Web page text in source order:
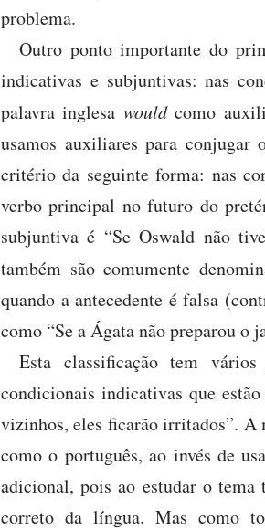
problema.
Outro ponto importante do
indicativas e subjuntivas: nas
palavra inglesa wouldcomo
usamos auxiliares para conjugar
critério da seguinte forma: nas
verbo principal no futuro do
subjuntiva é “Se Oswald não
também são comumente
quando a antecedente é falsa
como “Se a Ágata não preparou o
Esta classificação tem
condicionais indicativas que
vizinhos, eles ficarão irritados”. A
como o português, ao invés de
adicional, pois ao estudar o tema
correto da língua. Mas como